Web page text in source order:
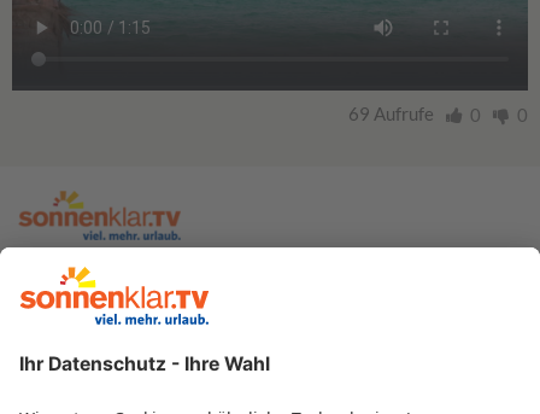
69 Aufrufe 0 0
zur sonnenklar.TV Webseite
Moderatoren
Impressum
Informationen zur Barrierefreiheit